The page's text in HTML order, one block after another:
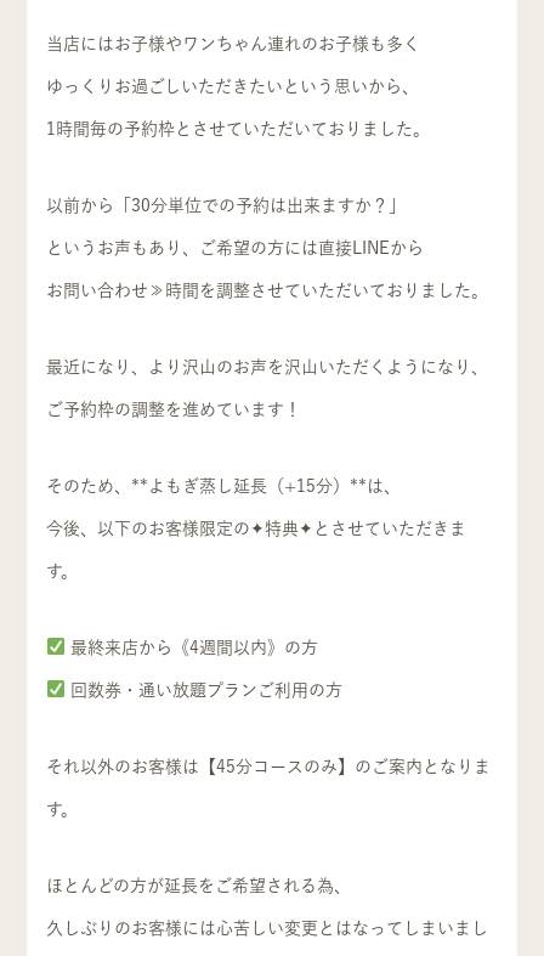
当店にはお子様やワンちゃん連れのお子様も多く
ゆっくりお過ごしいただきたいという思いから、
1時間毎の予約枠とさせていただいておりました。
以前から「30分単位での予約は出来ますか？」
というお声もあり、ご希望の方には直接LINEから
お問い合わせ≫時間を調整させていただいておりました。
最近になり、より沢山のお声を沢山いただくようになり、
ご予約枠の調整を進めています！
そのため、**よもぎ蒸し延長（+15分）**は、
今後、以下のお客様限定の✦特典✦とさせていただきま
す。
最終来店から《4週間以内》の方
回数券・通い放題プランご利用の方
それ以外のお客様は【45分コースのみ】のご案内となりま
す。
ほとんどの方が延長をご希望される為、
久しぶりのお客様には心苦しい変更とはなってしまいまし